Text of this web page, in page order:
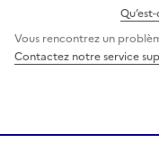
Vous rencontrez un
Contactez notre service